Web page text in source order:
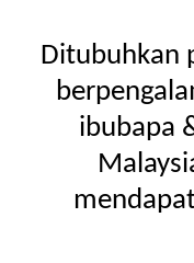
Ditubuhkan
ibubapa